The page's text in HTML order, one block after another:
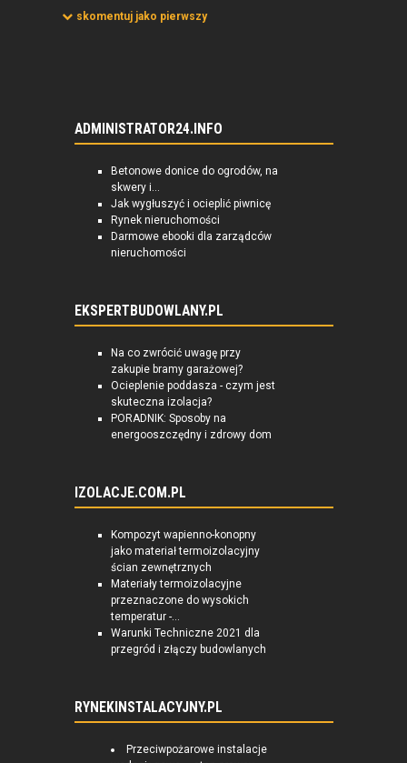
skomentuj jako pierwszy
ADMINISTRATOR24.INFO
Betonowe donice do ogrodów, na
skwery i...
Jak wygłuszyć i ocieplić piwnicę
Rynek nieruchomości
Darmowe ebooki dla zarządców
nieruchomości
EKSPERTBUDOWLANY.PL
Na co zwrócić uwagę przy
zakupie bramy garażowej?
Ocieplenie poddasza - czym jest
skuteczna izolacja?
PORADNIK: Sposoby na
energooszczędny i zdrowy dom
IZOLACJE.COM.PL
Kompozyt wapienno-konopny
jako materiał termoizolacyjny
ścian zewnętrznych
Materiały termoizolacyjne
przeznaczone do wysokich
temperatur -...
Warunki Techniczne 2021 dla
przegród i złączy budowlanych
RYNEKINSTALACYJNY.PL
Przeciwpożarowe instalacje